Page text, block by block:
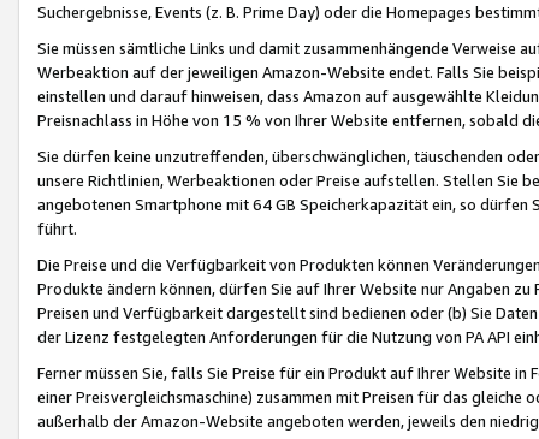
Suchergebnisse, Events (z. B. Prime Day) oder die Homepages
Sie müssen sämtliche Links und damit zusammenhängende
Werbeaktion auf der jeweiligen Amazon-Website endet. Falls Sie
einstellen und darauf hinweisen, dass Amazon auf ausgewählte
Preisnachlass in Höhe von 15 % von Ihrer Website entfernen, sobald
Sie dürfen keine unzutreffenden, überschwänglichen, täuschenden
unsere Richtlinien, Werbeaktionen oder Preise aufstellen. Stellen Sie
angebotenen Smartphone mit 64 GB Speicherkapazität ein, so dürfen
führt.
Die Preise und die Verfügbarkeit von Produkten können
Produkte ändern können, dürfen Sie auf Ihrer Website nur Angaben
Preisen und Verfügbarkeit dargestellt sind bedienen oder (b) Sie
der Lizenz festgelegten Anforderungen für die Nutzung von PA API
Ferner müssen Sie, falls Sie Preise für ein Produkt auf Ihrer Website
einer Preisvergleichsmaschine) zusammen mit Preisen für das
außerhalb der Amazon-Website angeboten werden, jeweils den